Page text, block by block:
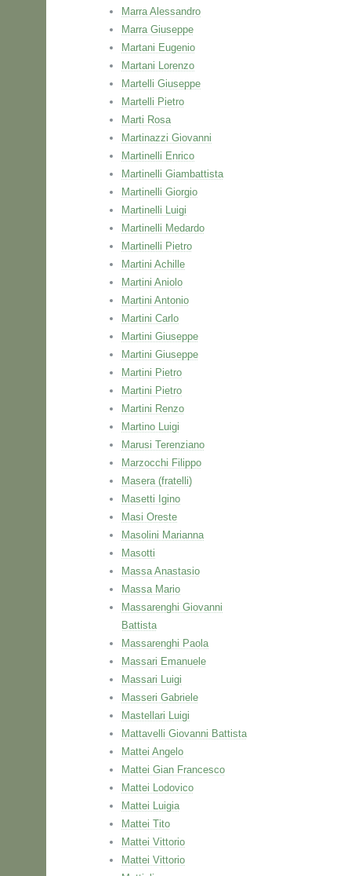
Marra Alessandro
Marra Giuseppe
Martani Eugenio
Martani Lorenzo
Martelli Giuseppe
Martelli Pietro
Marti Rosa
Martinazzi Giovanni
Martinelli Enrico
Martinelli Giambattista
Martinelli Giorgio
Martinelli Luigi
Martinelli Medardo
Martinelli Pietro
Martini Achille
Martini Aniolo
Martini Antonio
Martini Carlo
Martini Giuseppe
Martini Giuseppe
Martini Pietro
Martini Pietro
Martini Renzo
Martino Luigi
Marusi Terenziano
Marzocchi Filippo
Masera (fratelli)
Masetti Igino
Masi Oreste
Masolini Marianna
Masotti
Massa Anastasio
Massa Mario
Massarenghi Giovanni
Battista
Massarenghi Paola
Massari Emanuele
Massari Luigi
Masseri Gabriele
Mastellari Luigi
Mattavelli Giovanni Battista
Mattei Angelo
Mattei Gian Francesco
Mattei Lodovico
Mattei Luigia
Mattei Tito
Mattei Vittorio
Mattei Vittorio